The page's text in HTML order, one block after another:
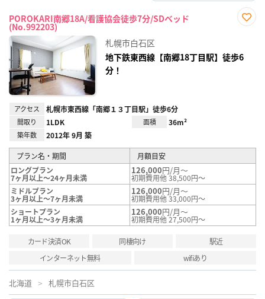
POROKARI南郷18A/看護協会徒歩7分/SDベッド
(No.992203)
録
札幌市白石区
地下鉄東西線【南郷18丁目駅】徒歩6
分！
アクセス 札幌市東西線「南郷１３丁目駅」徒歩6分
間取り 1LDK 面積 36m²
築年数 2012年 9月 築
プラン名・期間
月額目安
ロングプラン
7ヶ月以上～24ヶ月未満
126,000円/月～
初期費用他 38,500円～
ミドルプラン
3ヶ月以上～7ヶ月未満
126,000円/月～
初期費用他 33,000円～
ショートプラン
1ヶ月以上～3ヶ月未満
126,000円/月～
初期費用他 27,500円～
カード決済OK 同棲向け
駅近
インターネット無料
wifiあり
北海道 札幌市白石区